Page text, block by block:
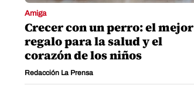
Amiga
Crecer con un perro: el mejor
regalo para la salud y el
corazón de los niños
Redacción La Prensa